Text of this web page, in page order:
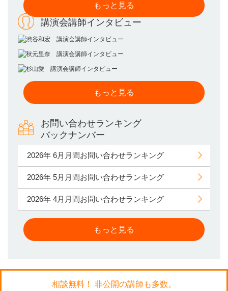
もっと見る
講演会講師インタビュー
もっと見る
お問い合わせランキング
バックナンバー
2026年 6月月間お問い合わせランキング
2026年 5月月間お問い合わせランキング
2026年 4月月間お問い合わせランキング
もっと見る
相談無料！ 非公開の講師も多数。